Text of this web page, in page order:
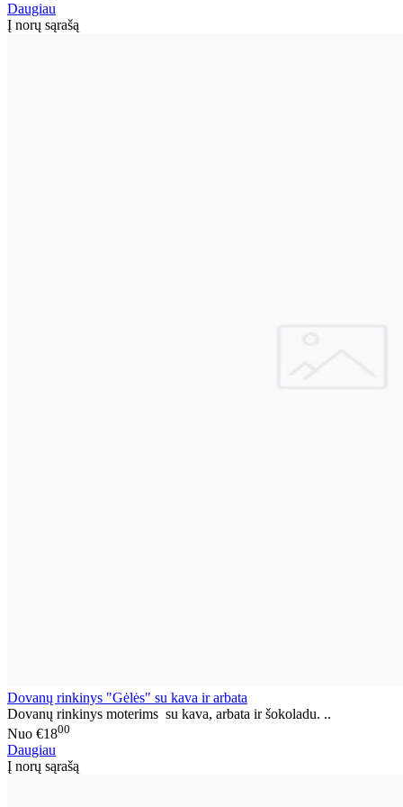
Daugiau
Į norų sąrašą
Dovanų rinkinys "Gėlės" su kava ir arbata
Dovanų rinkinys moterims su kava, arbata ir šokoladu. ..
Nuo €1800
Daugiau
Į norų sąrašą